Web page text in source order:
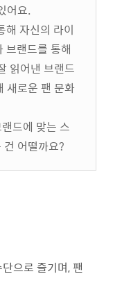
어요.
해 자신의 라이
브랜드를 통해
읽어낸 브랜드
새로운 팬 문화
드에 맞는 스
어떨까요?
으로 즐기며, 팬